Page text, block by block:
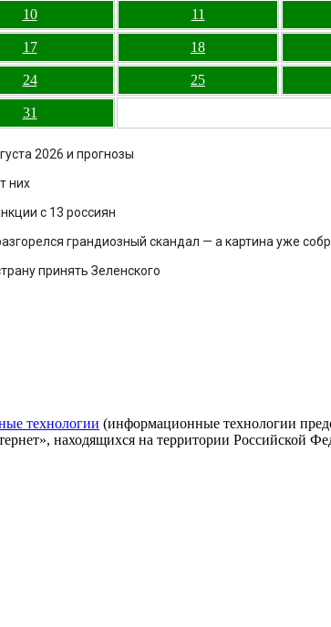
10 11
17 18
24 25
31
2026 и прогнозы
них
с 13 россиян
грандиозный скандал — а картина уже
принять Зеленского
технологии (информационные технологии
находящихся на территории Российской